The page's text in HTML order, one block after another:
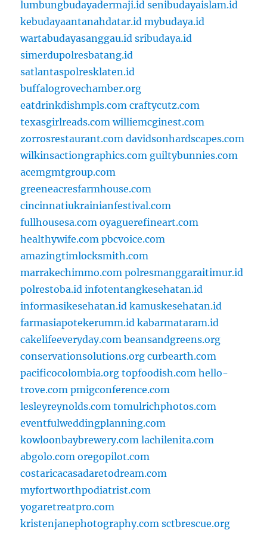
lumbungbudayadermaji.id senibudayaislam.id
kebudayaantanahdatar.id mybudaya.id
wartabudayasanggau.id sribudaya.id
simerdupolresbatang.id
satlantaspolresklaten.id
buffalogrovechamber.org
eatdrinkdishmpls.com craftycutz.com
texasgirlreads.com williemcginest.com
zorrosrestaurant.com davidsonhardscapes.com
wilkinsactiongraphics.com guiltybunnies.com
acemgmtgroup.com
greeneacresfarmhouse.com
cincinnatiukrainianfestival.com
fullhousesa.com oyaguerefineart.com
healthywife.com pbcvoice.com
amazingtimlocksmith.com
marrakechimmo.com polresmanggaraitimur.id
polrestoba.id infotentangkesehatan.id
informasikesehatan.id kamuskesehatan.id
farmasiapotekerumm.id kabarmataram.id
cakelifeeveryday.com beansandgreens.org
conservationsolutions.org curbearth.com
pacificocolombia.org topfoodish.com hello-
trove.com pmigconference.com
lesleyreynolds.com tomulrichphotos.com
eventfulweddingplanning.com
kowloonbaybrewery.com lachilenita.com
abgolo.com oregopilot.com
costaricacasadaretodream.com
myfortworthpodiatrist.com
yogaretreatpro.com
kristenjanephotography.com sctbrescue.org